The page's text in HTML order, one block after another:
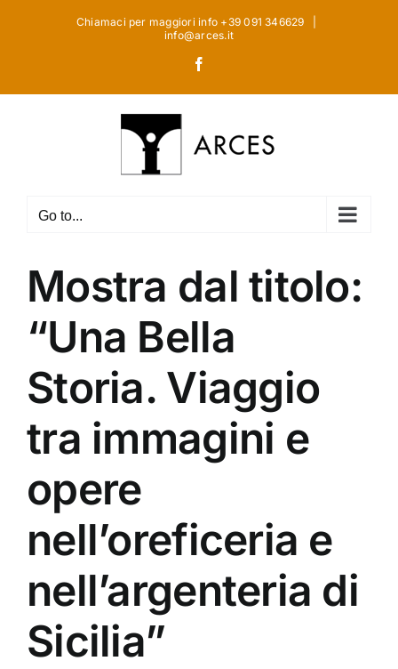
Chiamaci per maggiori info +39 091 346629
info@arces.it
Go to...
Mostra dal titolo:
“Una Bella
Storia. Viaggio
tra immagini e
opere
nell’oreficeria e
nell’argenteria di
Sicilia”